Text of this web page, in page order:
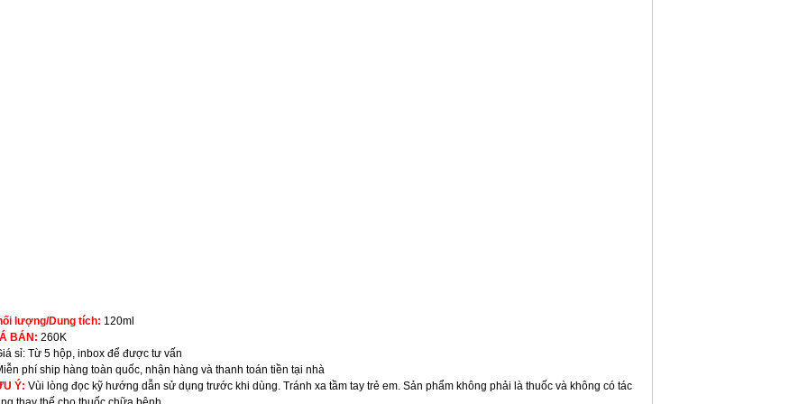
lượng/Dung tích: 120ml
BÁN: 260K
sỉ: Từ 5 hộp, inbox để được tư vấn
phí ship hàng toàn quốc, nhận hàng và thanh toán tiền tại nhà
Ý: Vùi lòng đọc kỹ hướng dẫn sử dụng trước khi dùng. Tránh xa tầm tay trẻ em. Sản phẩm không phải là thuốc và không có tác